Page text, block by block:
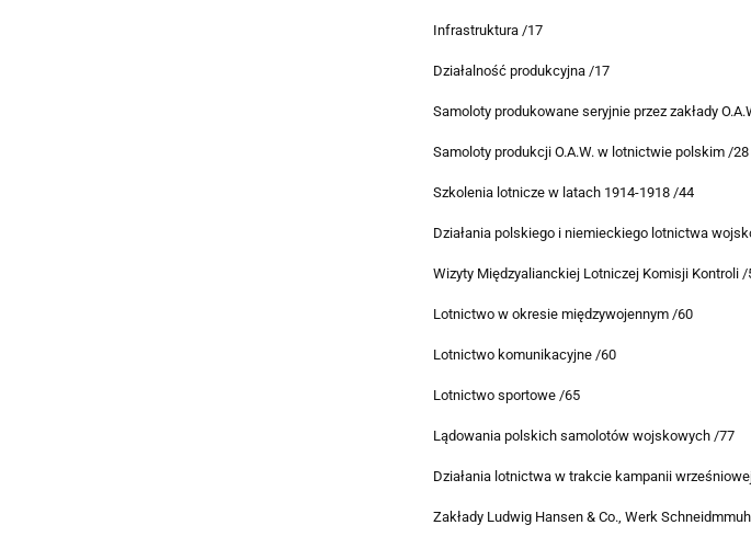
Infrastruktura /17
Działalność produkcyjna /17
Samoloty produkowane seryjnie przez zakłady
Samoloty produkcji O.A.W. w lotnictwie polskim /28
Szkolenia lotnicze w latach 1914-1918 /44
Działania polskiego i niemieckiego lotnictwa
Wizyty Międzyalianckiej Lotniczej Komisji Kontroli /
Lotnictwo w okresie międzywojennym /60
Lotnictwo komunikacyjne /60
Lotnictwo sportowe /65
Lądowania polskich samolotów wojskowych /77
Działania lotnictwa w trakcie kampanii
Zakłady Ludwig Hansen & Co., Werk